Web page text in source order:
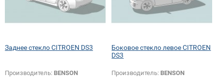
Заднее стекло CITROEN DS3
Производитель: BENSON
Боковое стекло левое CITROEN
DS3
Производитель: BENSON